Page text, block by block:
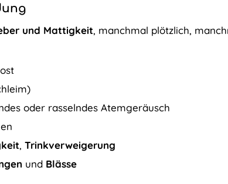
und Mattigkeit, manchmal plötzlich,
oder rasselndes Atemgeräusch
, Trinkverweigerung
und Blässe